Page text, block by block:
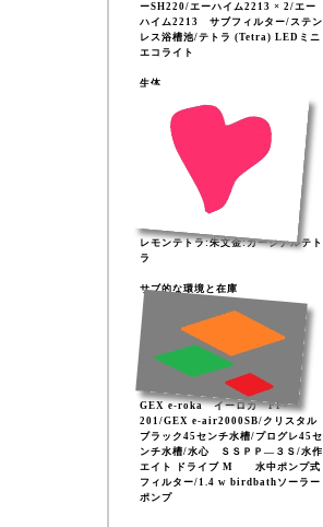
ーSH220/エーハイム2213 × 2/エー
ハイム2213 サブフィルター/ステン
レス浴槽池/テトラ (Tetra) LEDミニ
エコライト
生体
レモンテトラ:朱文金:カージナルテト
ラ
サブ的な環境と在庫
GEX e-roka イーロカ PF-
201/GEX e-air2000SB/クリスタル
ブラック45センチ水槽/プログレ45セ
ンチ水槽/水心 ＳＳＰＰ―３Ｓ/水作
エイト ドライブ M 水中ポンプ式
フィルター/1.4 w birdbathソーラー
ポンプ